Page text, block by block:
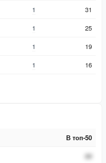
1
31
1
25
1
19
1 16
В топ-50
##